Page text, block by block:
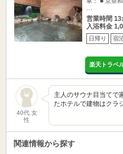
営業時間
入浴料金
日帰り 宿
楽天トラベ
40代 女
性
主人のサウナ目当てで
たホテルで建物はクラ
関連情報から探す